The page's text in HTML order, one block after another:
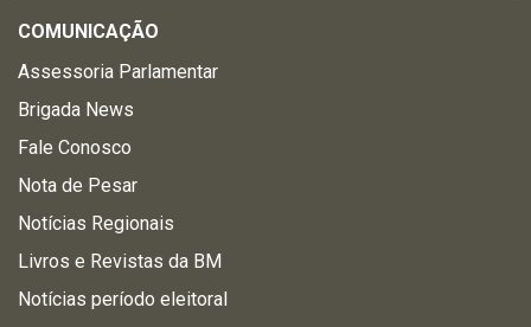
COMUNICAÇÃO
Assessoria Parlamentar
Brigada News
Fale Conosco
Nota de Pesar
Notícias Regionais
Livros e Revistas da BM
Notícias período eleitoral